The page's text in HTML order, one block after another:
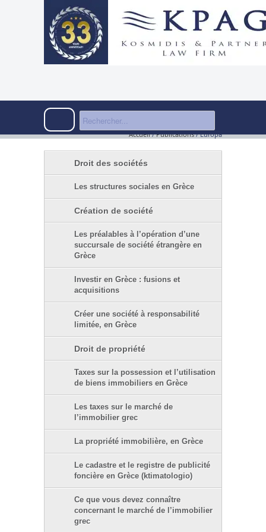
Accueil/Publications/Europa
Droit des sociétés
Les structures sociales en Grèce
Création de société
Les préalables à l’opération d’une
succursale de société étrangère en
Grèce
Investir en Grèce : fusions et
acquisitions
Créer une société à responsabilité
limitée, en Grèce
Droit de propriété
Taxes sur la possession et l’utilisation
de biens immobiliers en Grèce
Les taxes sur le marché de
l’immobilier grec
La propriété immobilière, en Grèce
Le cadastre et le registre de publicité
foncière en Grèce (ktimatologio)
Ce que vous devez connaître
concernant le marché de l’immobilier
grec